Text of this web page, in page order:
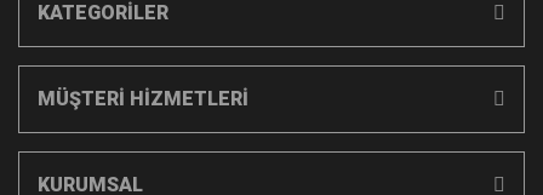
KATEGORİLER
MÜŞTERİ HİZMETLERİ
KURUMSAL